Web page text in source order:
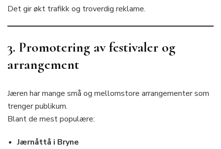
Det gir økt trafikk og troverdig reklame.
3. Promotering av festivaler og
arrangement
Jæren har mange små og mellomstore arrangementer som
trenger publikum.
Blant de mest populære:
Jærnåttå i Bryne